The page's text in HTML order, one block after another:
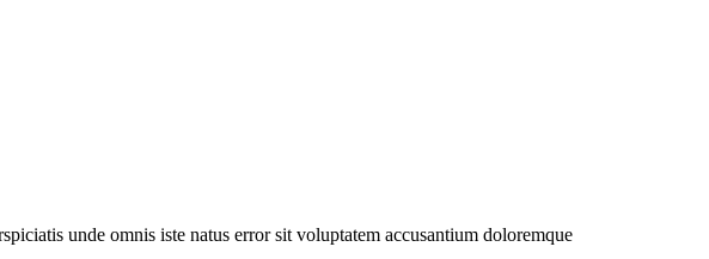
unde omnis iste natus error sit voluptatem accusantium doloremque